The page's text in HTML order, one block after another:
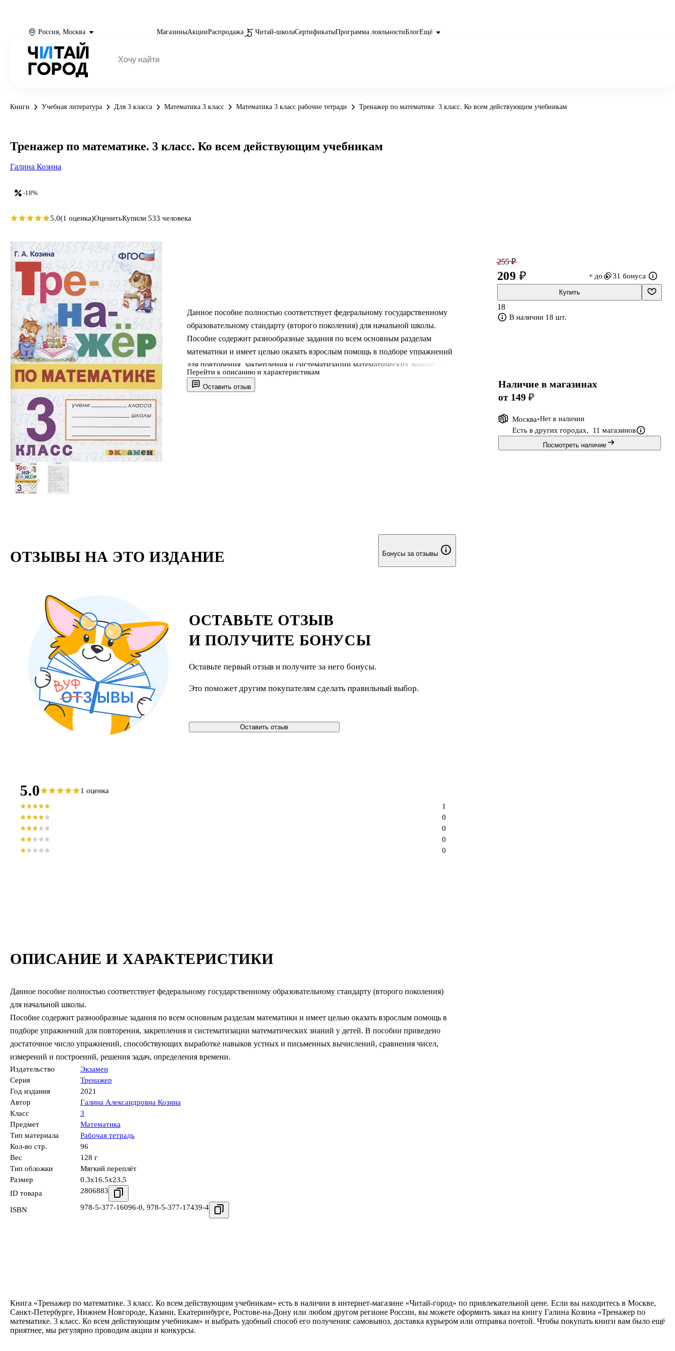
Россия, Москва МагазиныАкцииРаспродажа Читай-школаСертификатыПрограмма лояльностиБлогЕщё
Книги Учебная литература Для 3 класса Математика 3 класс Математика 3 класс рабочие тетради Тренажер по математике. 3 класс. Ко всем действующим учебникам
Оставить отзыв
Данное пособие полностью соответствует федеральному государственному
образовательному стандарту (второго поколения) для начальной школы.
Пособие содержит разнообразные задания по всем основным разделам
математики и имеет целью оказать взрослым помощь в подборе упражнений
для повторения, закрепления и систематизации математических знаний у
детей. В пособии приведено достаточное число упражнений,
способствующих выработке навыков устных и письменных вычислений,
Перейти к описанию и характеристикам
-18%
Тренажер по математике. 3 класс. Ко всем действующим учебникам
Галина Козина
5.0(1 оценка)ОценитьКупили 533 человека
255 ₽
209 ₽ + до 31 бонуса
Купить
18
В наличии 18 шт.
Наличие в магазинах
от 149 ₽
Москва Нет в наличии
Есть в других городах, 11 магазинов
Посмотреть наличие
ОПИСАНИЕ И ХАРАКТЕРИСТИКИ
Данное пособие полностью соответствует федеральному государственному образовательному стандарту (второго поколения)
для начальной школы.
Пособие содержит разнообразные задания по всем основным разделам математики и имеет целью оказать взрослым помощь в
подборе упражнений для повторения, закрепления и систематизации математических знаний у детей. В пособии приведено
достаточное число упражнений, способствующих выработке навыков устных и письменных вычислений, сравнения чисел,
измерений и построений, решения задач, определения времени.
Издательство
Экзамен
Серия
Тренажер
Год издания
2021
Автор
Галина Александровна Козина
Класс
3
Предмет
Математика
Тип материала
Рабочая тетрадь
Кол-во стр.
96
Вес
128 г
Тип обложки
Мягкий переплёт
Размер
0.3x16.5x23.5
ID товара
2806883
ISBN 978-5-377-16096-0, 978-5-377-17439-4
ОТЗЫВЫ НА ЭТО ИЗДАНИЕ Бонусы за отзывы
ОСТАВЬТЕ ОТЗЫВ
И ПОЛУЧИТЕ БОНУСЫ
Оставьте первый отзыв и получите за него бонусы.
Это поможет другим покупателям сделать правильный выбор.
Оставить отзыв
5.0 1 оценка
0
0
0
0
1
Книга «Тренажер по математике. 3 класс. Ко всем действующим учебникам» есть в наличии в интернет-магазине «Читай-город» по привлекательной цене. Если вы находитесь в Москве,
Санкт-Петербурге, Нижнем Новгороде, Казани, Екатеринбурге, Ростове-на-Дону или любом другом регионе России, вы можете оформить заказ на книгу Галина Козина «Тренажер по
математике. 3 класс. Ко всем действующим учебникам» и выбрать удобный способ его получения: самовывоз, доставка курьером или отправка почтой. Чтобы покупать книги вам было ещё
приятнее, мы регулярно проводим акции и конкурсы.